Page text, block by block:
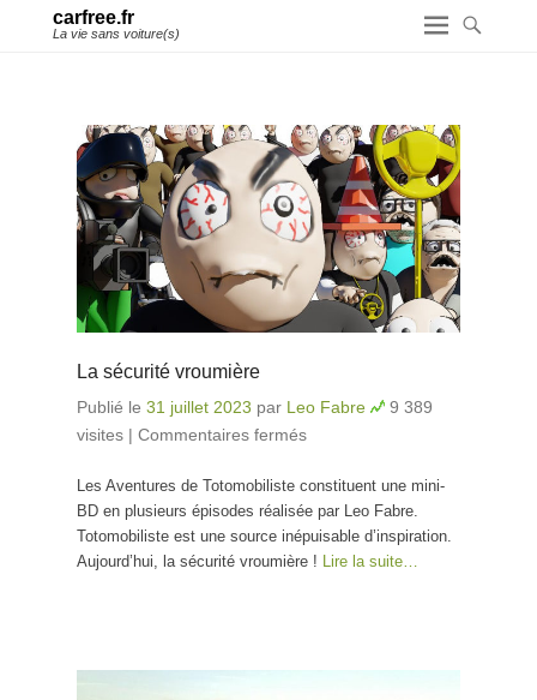
carfree.fr
La vie sans voiture(s)
La sécurité vroumière
Publié le 31 juillet 2023 par Leo Fabre
9 389
visites | Commentaires fermés
Les Aventures de Totomobiliste constituent une mini-
BD en plusieurs épisodes réalisée par Leo Fabre.
Totomobiliste est une source inépuisable d’inspiration.
Aujourd’hui, la sécurité vroumière !
Lire la suite…